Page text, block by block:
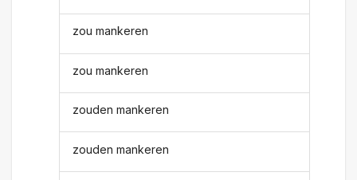
zou mankeren
zou mankeren
zouden mankeren
zouden mankeren